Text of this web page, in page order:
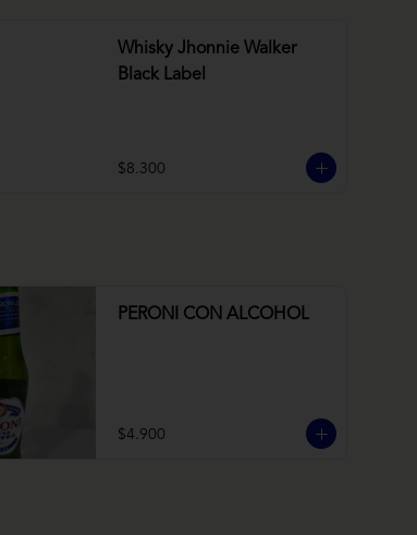
Whisky Jhonnie Walker
Black Label
$8.300
PERONI CON ALCOHOL
$4.900